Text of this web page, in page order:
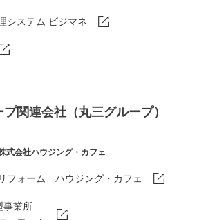
システム ビジマネ
プ関連会社（丸三グループ）
式会社ハウジング・カフェ
フォーム ハウジング・カフェ
事業所